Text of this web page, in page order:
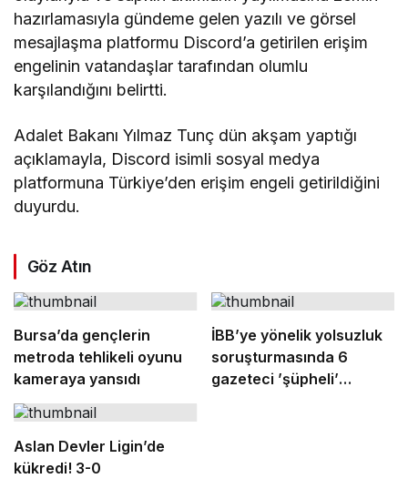
hazırlamasıyla gündeme gelen yazılı ve görsel
mesajlaşma platformu Discord’a getirilen erişim
engelinin vatandaşlar tarafından olumlu
karşılandığını belirtti.
Adalet Bakanı Yılmaz Tunç dün akşam yaptığı
açıklamayla, Discord isimli sosyal medya
platformuna Türkiye’den erişim engeli getirildiğini
duyurdu.
Göz Atın
Bursa’da gençlerin
metroda tehlikeli oyunu
kameraya yansıdı
İBB’ye yönelik yolsuzluk
soruşturmasında 6
gazeteci ’şüpheli’
Aslan Devler Ligin’de
kükredi! 3-0